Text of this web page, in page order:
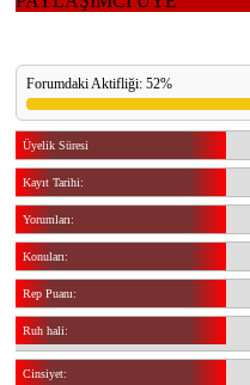
Forumdaki Aktifliği: 52%
Üyelik Süresi
Kayıt Tarihi:
Yorumları:
Konuları:
Rep Puanı:
Ruh hali:
Cinsiyet: